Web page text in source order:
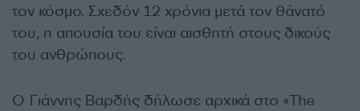
τον κόσμο. Σχεδόν 12 χρόνια μετά τον θάνατό
του, η απουσία του είναι αισθητή στους δικούς
του ανθρώπους.
Ο Γιάννης Βαρδής δήλωσε αρχικά στο «The